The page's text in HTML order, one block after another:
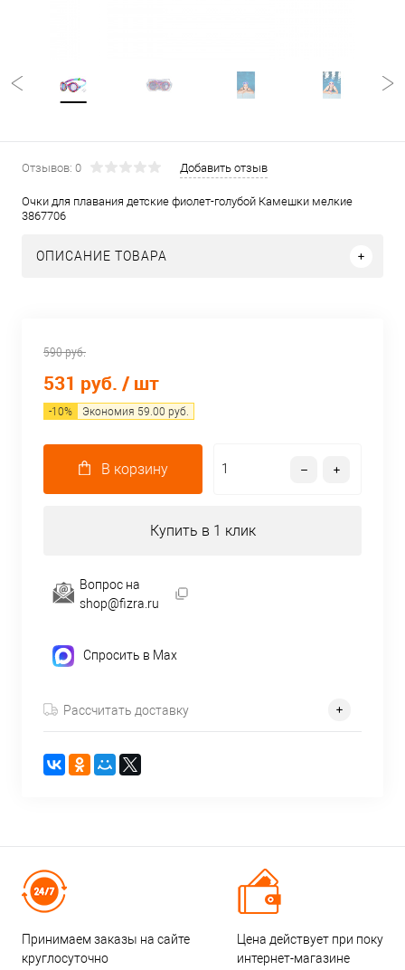
Отзывов: 0 Добавить отзыв
Очки для плавания детские фиолет-голубой Камешки мелкие
3867706
ОПИСАНИЕ ТОВАРА
590 руб.
531 руб. / шт
-10% Экономия 59.00 руб.
В корзину
Купить в 1 клик
Вопрос на
shop@fizra.ru
Спросить в Max
Рассчитать доставку
Принимаем заказы на сайте
круглосуточно
Цена действует при
интернет-магазине